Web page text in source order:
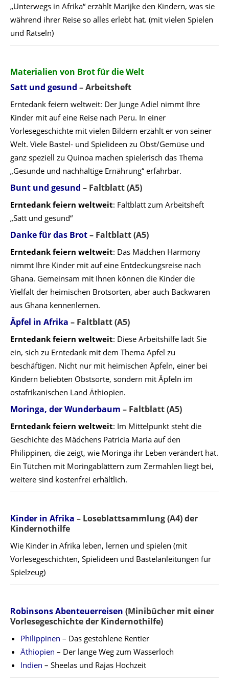
„Unterwegs in Afrika“ erzählt Marijke den Kindern, was sie
während ihrer Reise so alles erlebt hat. (mit vielen Spielen
und Rätseln)
Materialien von Brot für die Welt
Satt und gesund –Arbeitsheft
Erntedank feiern weltweit: Der Junge Adiel nimmt Ihre
Kinder mit auf eine Reise nach Peru. In einer
Vorlesegeschichte mit vielen Bildern erzählt er von seiner
Welt. Viele Bastel- und Spielideen zu Obst/Gemüse und
ganz speziell zu Quinoa machen spielerisch das Thema
„Gesunde und nachhaltige Ernährung“ erfahrbar.
Bunt und gesund – Faltblatt (A5)
Erntedank feiern weltweit: Faltblatt zum Arbeitsheft
„Satt und gesund“
Danke für das Brot– Faltblatt (A5)
Erntedank feiern weltweit: Das Mädchen Harmony
nimmt Ihre Kinder mit auf eine Entdeckungsreise nach
Ghana. Gemeinsam mit Ihnen können die Kinder die
Vielfalt der heimischen Brotsorten, aber auch Backwaren
aus Ghana kennenlernen.
Äpfel in Afrika – Faltblatt (A5)
Erntedank feiern weltweit: Diese Arbeitshilfe lädt Sie
ein, sich zu Erntedank mit dem Thema Apfel zu
beschäftigen. Nicht nur mit heimischen Äpfeln, einer bei
Kindern beliebten Obstsorte, sondern mit Äpfeln im
ostafrikanischen Land Äthiopien.
Moringa, der Wunderbaum – Faltblatt (A5)
Erntedank feiern weltweit: Im Mittelpunkt steht die
Geschichte des Mädchens Patricia Maria auf den
Philippinen, die zeigt, wie Moringa ihr Leben verändert hat.
Ein Tütchen mit Moringablättern zum Zermahlen liegt bei,
weitere sind kostenfrei erhältlich.
Kinder in Afrika – Loseblattsammlung (A4) der
Kindernothilfe
Wie Kinder in Afrika leben, lernen und spielen (mit
Vorlesegeschichten, Spielideen und Bastelanleitungen für
Spielzeug)
Robinsons Abenteuerreisen (Minibücher mit einer
Vorlesegeschichte der Kindernothilfe)
Philippinen – Das gestohlene Rentier
Äthiopien – Der lange Weg zum Wasserloch
Indien – Sheelas und Rajas Hochzeit